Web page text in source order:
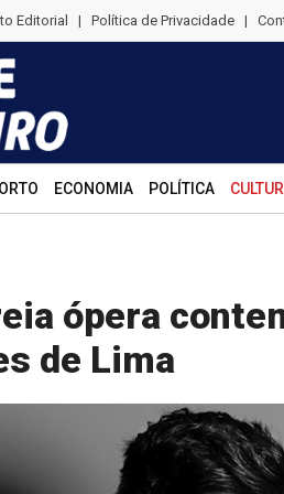
Editorial | Política de Privacidade |
ECONOMIA POLÍTICA
ópera
de Lima